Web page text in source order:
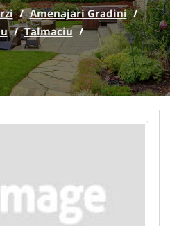
/ Amenajari Gradini /
/ Talmaciu /